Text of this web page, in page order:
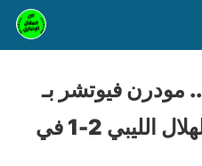
بهدف في الدقيقة 93.. مودرن فيوتشر بـ
10 لاعبين يفوز على الهلال الليبي 2-1 في